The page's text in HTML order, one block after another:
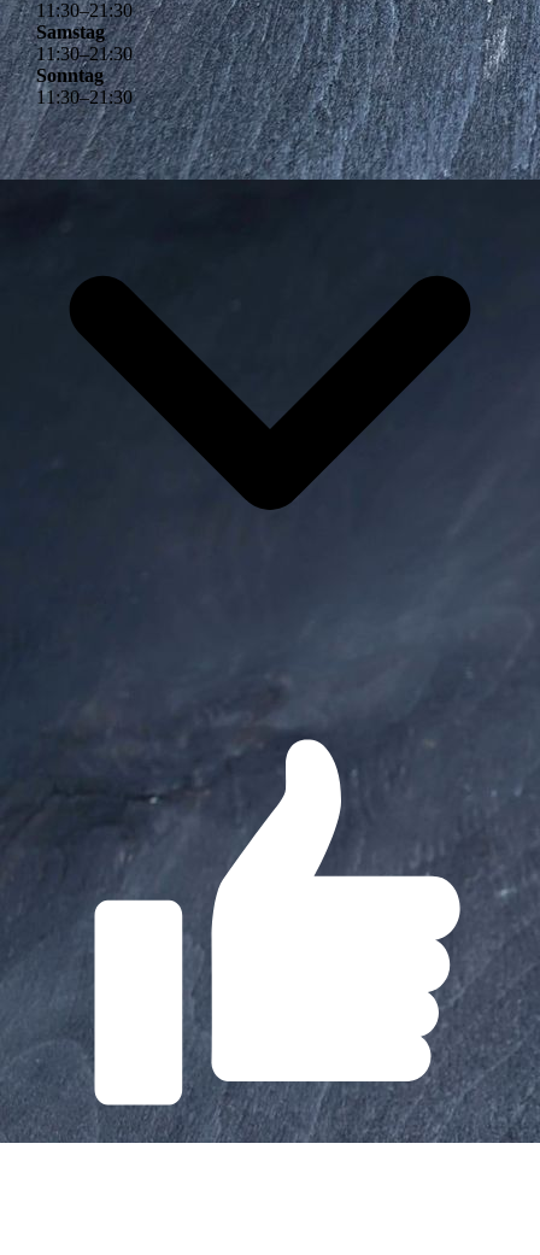
11:30–21:30
Samstag
11:30–21:30
Sonntag
11:30–21:30